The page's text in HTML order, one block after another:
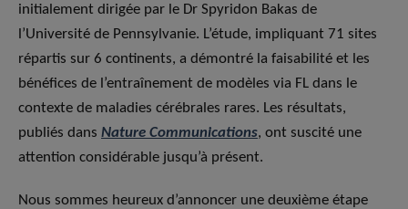
initialement dirigée par le Dr Spyridon Bakas de
l’Université de Pennsylvanie. L’étude, impliquant 71 sites
répartis sur 6 continents, a démontré la faisabilité et les
bénéfices de l’entraînement de modèles via FL dans le
contexte de maladies cérébrales rares. Les résultats,
publiés dans Nature Communications, ont suscité une
attention considérable jusqu’à présent.
Nous sommes heureux d’annoncer une deuxième étape